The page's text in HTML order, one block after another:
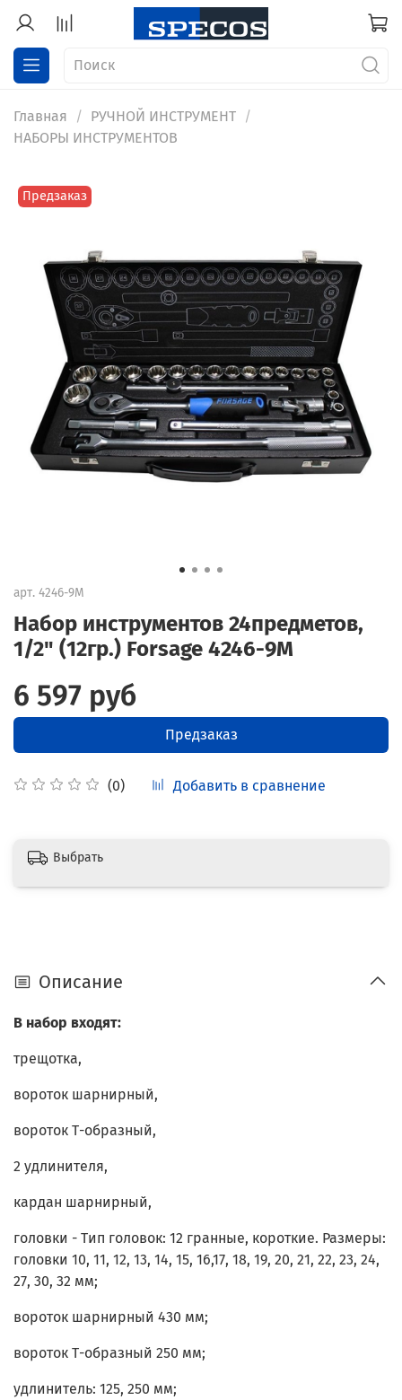
Главная
РУЧНОЙ ИНСТРУМЕНТ
НАБОРЫ ИНСТРУМЕНТОВ
Предзаказ
арт. 4246-9M
Набор инструментов 24предметов,
1/2" (12гр.) Forsage 4246-9M
(0) Добавить в сравнение
6 597 руб
Предзаказ
Выбрать
Описание
В набор входят:
трещотка,
вороток шарнирный,
вороток Т-образный,
2 удлинителя,
кардан шарнирный,
головки - Тип головок: 12 гранные, короткие. Размеры:
головки 10, 11, 12, 13, 14, 15, 16,17, 18, 19, 20, 21, 22, 23, 24,
27, 30, 32 мм;
вороток шарнирный 430 мм;
вороток Т-образный 250 мм;
удлинитель: 125, 250 мм;